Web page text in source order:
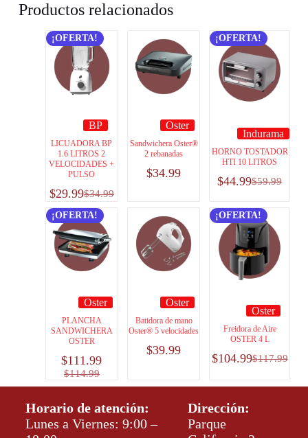
Productos relacionados
¡OFERTA!
BP
LICUADORA BP
1.6 LITROS 2
VELOCIDADES +
PULSO
$34.99
$29.99
Oster
Sandwichera Oster®
2 rebanadas
$34.99
¡OFERTA!
Indurama
HORNO TOSTADOR
HTI 10 LITROS
$59.99
$44.99
¡OFERTA!
Oster
PLANCHA
SANDWICHERA
OSTER
$114.99
$111.99
Oster
Batidora de mano
Oster® 5 velocidades
$39.99
¡OFERTA!
Oster
Freidora de Aire
OSTER 4 L
$117.99
$104.99
Horario de atención:
Lunes a Viernes: 9:00 –
Dirección:
Parque